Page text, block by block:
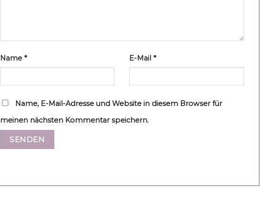
Name * E-Mail*
Name, E-Mail-Adresse und Website in diesem Browser für
meinen nächsten Kommentar speichern.